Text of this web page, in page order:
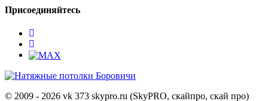
Присоединяйтесь
© 2009 - 2026 vk 373 skypro.ru (SkyPRO, скайпро, скай про)